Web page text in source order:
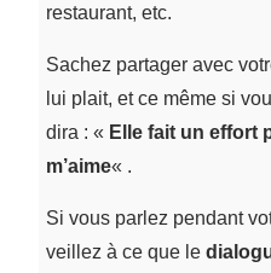
restaurant, etc.
Sachez partager avec
lui plait, et ce même si
dira : « Elle fait un effort
m’aime« .
Si vous parlez pendant
veillez à ce que le